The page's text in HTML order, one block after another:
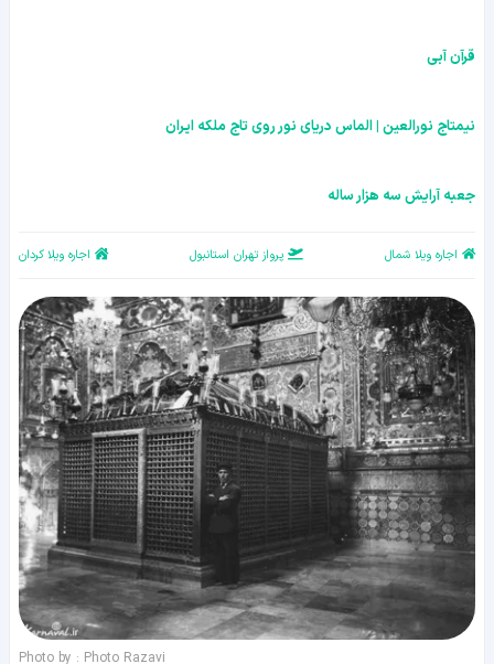
قرآن آبی
نیمتاج نورالعین | الماس دریای نور روی تاج ملکه ایران
جعبه آرایش سه هزار ساله
اجاره ویلا شمال پرواز تهران استانبول اجاره ویلا کردان
Photo by : Photo Razavi